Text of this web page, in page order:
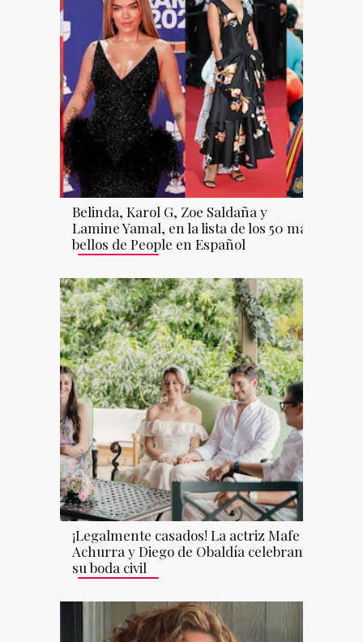
Belinda, Karol G, Zoe Saldaña y
Lamine Yamal, en la lista de los 50 más
bellos de People en Español
¡Legalmente casados! La actriz Mafe
Achurra y Diego de Obaldía celebran
su boda civil